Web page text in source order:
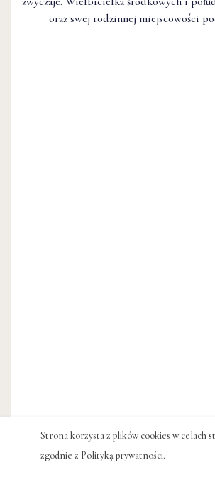
oraz swej rodzinnej miejscowości
Strona korzysta z plików cookies w celach
zgodnie z Polityką prywatności.